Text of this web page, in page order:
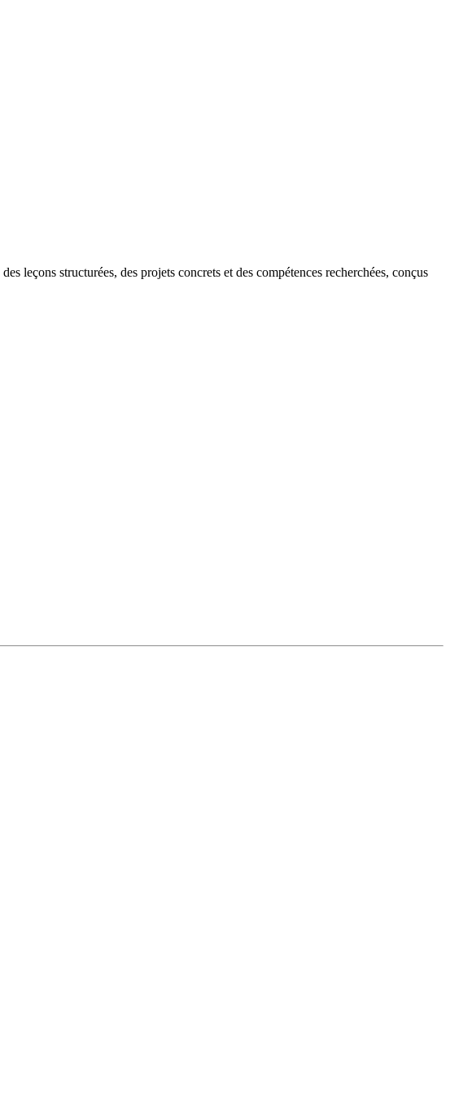
leçons structurées, des projets concrets et des compétences recherchées, conçus